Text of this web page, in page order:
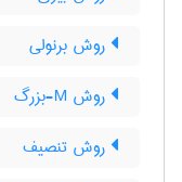
روش برنولی
روش M-بزرگ
روش تنصیف